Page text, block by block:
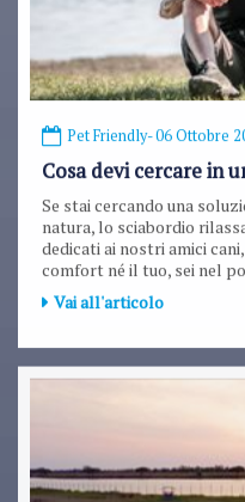
Pet Friendly- 06 Ottobre
Cosa devi cercare in
Se stai cercando una
natura, lo sciabordio
dedicati ai nostri amici
comfort né il tuo, sei nel
Vai all'articolo